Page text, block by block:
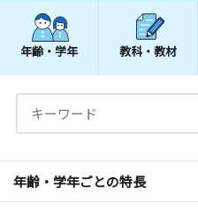
年齢・学年 教科・教材
年齢・学年ごとの特長